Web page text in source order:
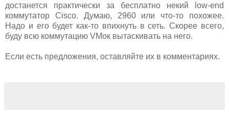
достанется практически за бесплатно некий low-end
коммутатор Cisco. Думаю, 2960 или что-то похожее.
Надо и его будет как-то впихнуть в сеть. Скорее всего,
буду всю коммутацию VMок вытаскивать на него.
Если есть предложения, оставляйте их в комментариях.